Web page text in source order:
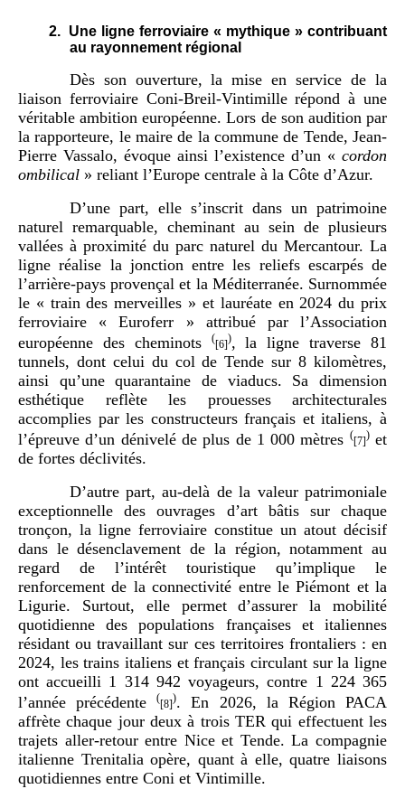
2. Une ligne ferroviaire « mythique » contribuant
au rayonnement régional
Dès son ouverture, la mise en service de la
liaison ferroviaire Coni‑Breil‑Vintimille répond à une
véritable ambition européenne. Lors de son audition par
la rapporteure, le maire de la commune de Tende, Jean-
Pierre Vassalo, évoque ainsi l’existence d’un « cordon
ombilical » reliant l’Europe centrale à la Côte d’Azur.
D’une part, elle s’inscrit dans un patrimoine
naturel remarquable, cheminant au sein de plusieurs
vallées à proximité du parc naturel du Mercantour. La
ligne réalise la jonction entre les reliefs escarpés de
l’arrière-pays provençal et la Méditerranée. Surnommée
le « train des merveilles » et lauréate en 2024 du prix
ferroviaire « Euroferr » attribué par l’Association
européenne des cheminots
([6]), la ligne traverse 81
tunnels, dont celui du col de Tende sur 8 kilomètres,
ainsi qu’une quarantaine de viaducs. Sa dimension
esthétique reflète les prouesses architecturales
accomplies par les constructeurs français et italiens, à
l’épreuve d’un dénivelé de plus de 1 000 mètres ([7])et
de fortes déclivités.
D’autre part, au-delà de la valeur patrimoniale
exceptionnelle des ouvrages d’art bâtis sur chaque
tronçon, la ligne ferroviaire constitue un atout décisif
dans le désenclavement de la région, notamment au
regard de l’intérêt touristique qu’implique le
renforcement de la connectivité entre le Piémont et la
Ligurie. Surtout, elle permet d’assurer la mobilité
quotidienne des populations françaises et italiennes
résidant ou travaillant sur ces territoires frontaliers : en
2024, les trains italiens et français circulant sur la ligne
ont accueilli 1 314 942 voyageurs, contre 1 224 365
l’année précédente
([8]). En 2026, la Région PACA
affrète chaque jour deux à trois TER qui effectuent les
trajets aller-retour entre Nice et Tende. La compagnie
italienne Trenitalia opère, quant à elle, quatre liaisons
quotidiennes entre Coni et Vintimille.